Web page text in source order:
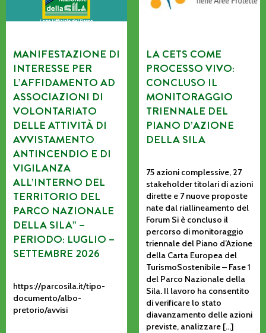
MANIFESTAZIONE DI
INTERESSE PER
L’AFFIDAMENTO AD
ASSOCIAZIONI DI
VOLONTARIATO
DELLE ATTIVITÀ DI
AVVISTAMENTO
ANTINCENDIO E DI
VIGILANZA
ALL’INTERNO DEL
TERRITORIO DEL
PARCO NAZIONALE
DELLA SILA” –
PERIODO: LUGLIO –
SETTEMBRE 2026
https://parcosila.it/tipo-
documento/albo-
pretorio/avvisi
LA CETS COME
PROCESSO VIVO:
CONCLUSO IL
MONITORAGGIO
TRIENNALE DEL
PIANO D’AZIONE
DELLA SILA
75 azioni complessive, 27
stakeholder titolari di azioni
dirette e 7 nuove proposte
nate dal riallineamento del
Forum Si è concluso il
percorso di monitoraggio
triennale del Piano d’Azione
della Carta Europea del
TurismoSostenibile – Fase 1
del Parco Nazionale della
Sila. Il lavoro ha consentito
di verificare lo stato
diavanzamento delle azioni
previste, analizzare […]